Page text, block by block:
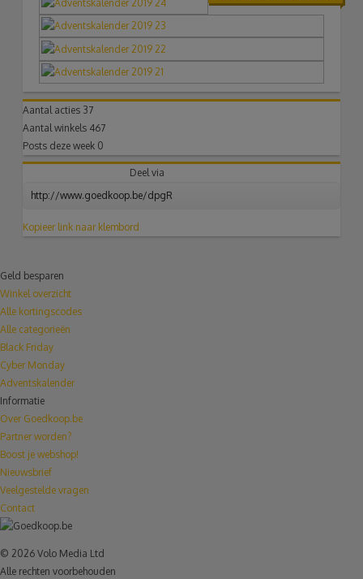
Aantal acties 37
Aantal winkels 467
Posts deze week 0
Deel via
Kopieer link naar klembord
Geld besparen
Winkel overzicht
Alle kortingscodes
Alle categorieën
Black Friday
Cyber Monday
Adventskalender
Informatie
Over Goedkoop.be
Partner worden?
Boost je webshop!
Nieuwsbrief
Veelgestelde vragen
Contact
© 2026 Volo Media Ltd
Alle rechten voorbehouden